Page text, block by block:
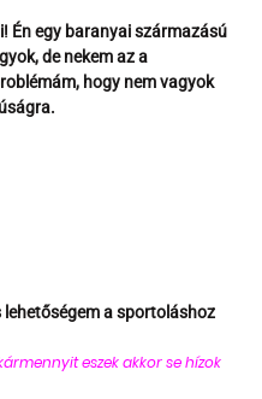
Én egy baranyai származású
de nekem az a
hogy nem vagyok
lehetőségem a sportoláshoz
eszek akkor se hízok